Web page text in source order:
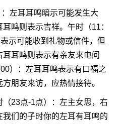
左耳耳鸣暗示可能发生大
鸣则表示吉祥。午时（11：
示可能收到礼物或信件，但
耳鸣则表示有亲友来电问
）：左耳耳鸣表示有口福之
朋友来访，应热情接待。
23点-1点）：左主女思，右
们的子时你的左耳有耳鸣的